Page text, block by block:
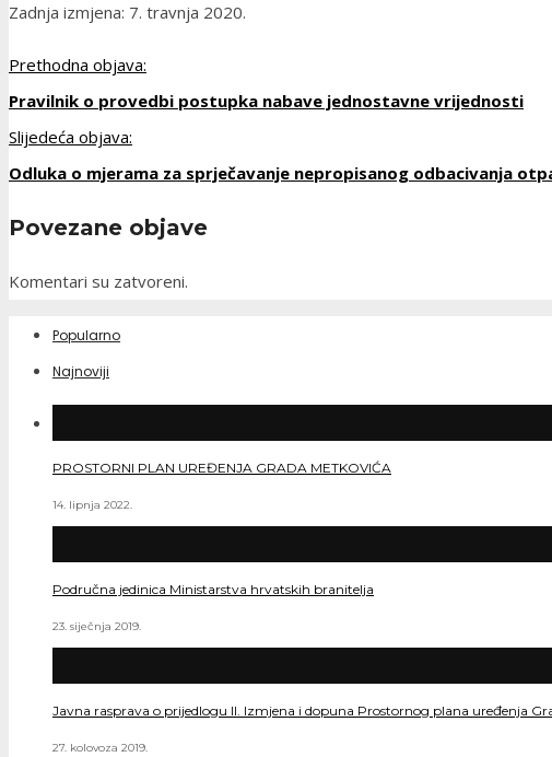
Zadnja izmjena: 7. travnja 2020.
Prethodna objava:
Pravilnik o provedbi postupka nabave jednostavne vrijednosti
Slijedeća objava:
Odluka o mjerama za sprječavanje nepropisanog odbacivanja
Povezane objave
Komentari su zatvoreni.
Popularno
Najnoviji
PROSTORNI PLAN UREĐENJA GRADA METKOVIĆA
14. lipnja 2022.
Područna jedinica Ministarstva hrvatskih branitelja
23. siječnja 2019.
Javna rasprava o prijedlogu II. Izmjena i dopuna Prostornog plana uređenja
27. kolovoza 2019.